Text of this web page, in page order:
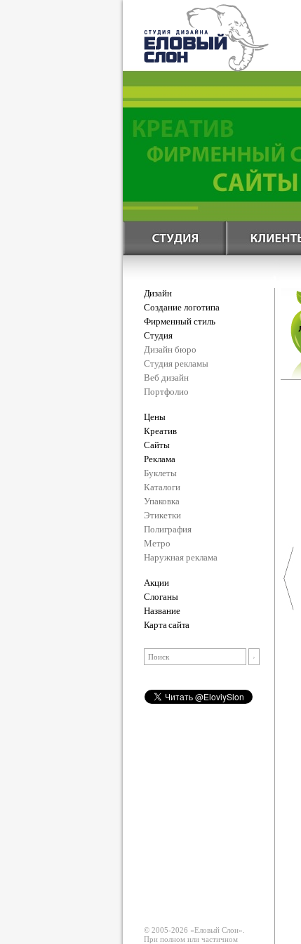
Дизайн
Создание логотипа
Фирменный стиль
Студия
Дизайн бюро
Студия рекламы
Веб дизайн
Портфолио
Цены
Креатив
Сайты
Реклама
Буклеты
Каталоги
Упаковка
Этикетки
Полиграфия
Метро
Наружная реклама
Акции
Слоганы
Название
Карта сайта
© 2005-2026 «Еловый Cлон».
При полном или частичном